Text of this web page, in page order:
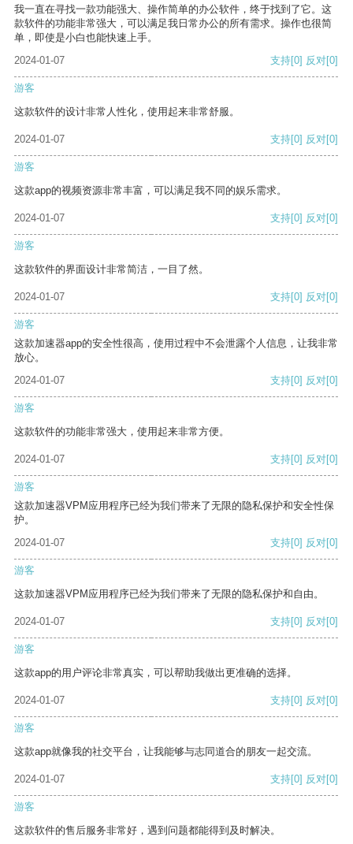
我一直在寻找一款功能强大、操作简单的办公软件，终于找到了它。这
款软件的功能非常强大，可以满足我日常办公的所有需求。操作也很简
单，即使是小白也能快速上手。
2024-01-07
支持[0] 反对[0]
游客
这款软件的设计非常人性化，使用起来非常舒服。
2024-01-07 支持[0] 反对[0]
游客
这款app的视频资源非常丰富，可以满足我不同的娱乐需求。
2024-01-07 支持[0] 反对[0]
游客
这款软件的界面设计非常简洁，一目了然。
2024-01-07 支持[0] 反对[0]
游客
这款加速器app的安全性很高，使用过程中不会泄露个人信息，让我非常
放心。
2024-01-07
支持[0] 反对[0]
游客
这款软件的功能非常强大，使用起来非常方便。
2024-01-07 支持[0] 反对[0]
游客
这款加速器VPM应用程序已经为我们带来了无限的隐私保护和安全性保
护。
2024-01-07
支持[0] 反对[0]
游客
这款加速器VPM应用程序已经为我们带来了无限的隐私保护和自由。
2024-01-07 支持[0] 反对[0]
游客
这款app的用户评论非常真实，可以帮助我做出更准确的选择。
2024-01-07 支持[0] 反对[0]
游客
这款app就像我的社交平台，让我能够与志同道合的朋友一起交流。
2024-01-07 支持[0] 反对[0]
游客
这款软件的售后服务非常好，遇到问题都能得到及时解决。